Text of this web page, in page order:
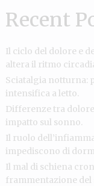
Recent
Il ciclo del dolore e
altera il ritmo
Sciatalgia notturna:
intensifica a letto.
Differenze tra
impatto sul sonno.
Il ruolo
impediscono di
Il mal di schiena
frammentazione del